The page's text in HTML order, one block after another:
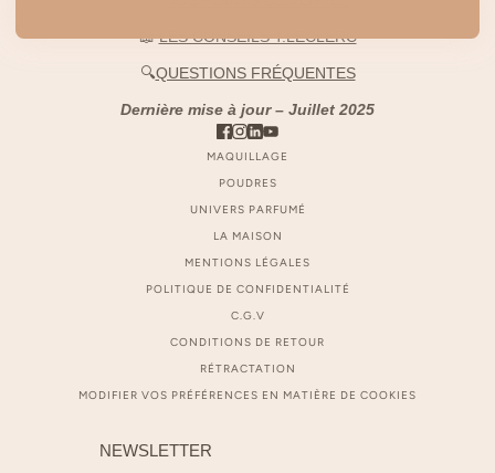
📖LES CONSEILS T.LECLERC
🔍QUESTIONS FRÉQUENTES
Dernière mise à jour – Juillet 2025
MAQUILLAGE
POUDRES
UNIVERS PARFUMÉ
LA MAISON
MENTIONS LÉGALES
POLITIQUE DE CONFIDENTIALITÉ
C.G.V
CONDITIONS DE RETOUR
RÉTRACTATION
MODIFIER VOS PRÉFÉRENCES EN MATIÈRE DE COOKIES
NEWSLETTER